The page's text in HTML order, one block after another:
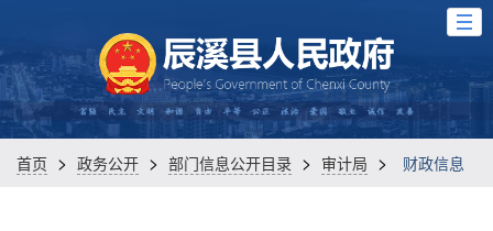
首页 > 政务公开 > 部门信息公开目录 > 审计局 > 财政信息